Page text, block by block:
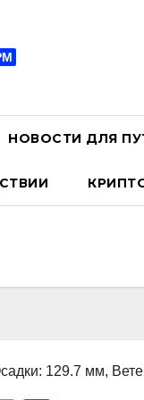
НОВОСТИ ДЛЯ
129.7 мм,